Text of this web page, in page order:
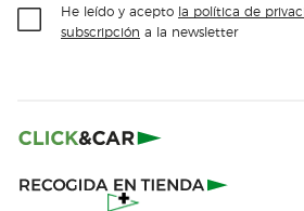
He leído y acepto la política de
subscripción a la newsletter